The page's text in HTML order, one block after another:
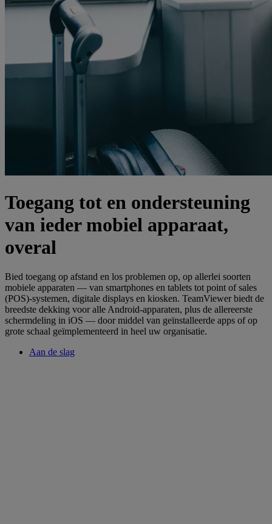
Toegang tot en ondersteuning
van ieder mobiel apparaat,
overal
Bied toegang op afstand en los problemen op, op allerlei soorten
mobiele apparaten — van smartphones en tablets tot point of sales
(POS)-systemen, digitale displays en kiosken. TeamViewer biedt de
breedste dekking voor alle Android-apparaten, plus de allereerste
schermdeling in iOS — door middel van geïnstalleerde apps of op
grote schaal geïmplementeerd in heel uw organisatie.
Aan de slag